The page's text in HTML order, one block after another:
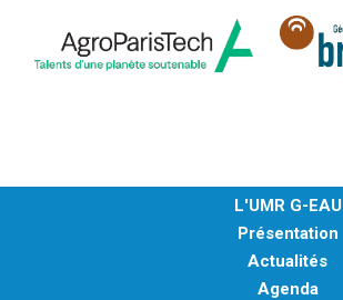
L'UMR G-EAU
Présentation
Actualités
Agenda